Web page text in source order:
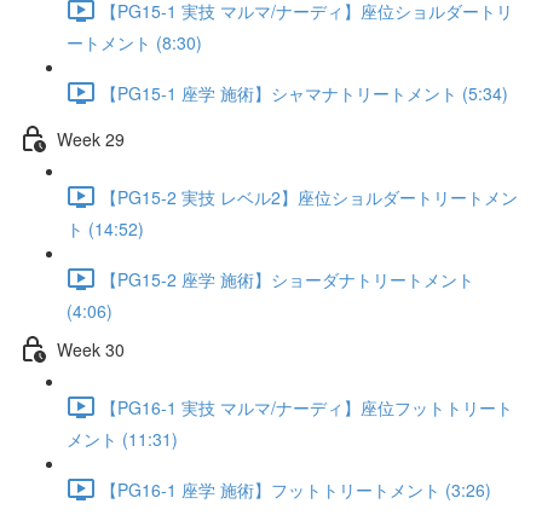
【PG15-1 実技 マルマ/ナーディ】座位ショルダートリ
ートメント (8:30)
【PG15-1 座学 施術】シャマナトリートメント (5:34)
Week 29
【PG15-2 実技 レベル2】座位ショルダートリートメン
ト (14:52)
【PG15-2 座学 施術】ショーダナトリートメント
(4:06)
Week 30
【PG16-1 実技 マルマ/ナーディ】座位フットトリート
メント (11:31)
【PG16-1 座学 施術】フットトリートメント (3:26)